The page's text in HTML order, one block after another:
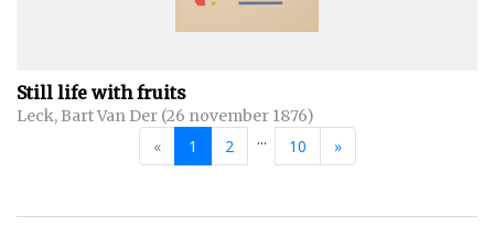
Still life with fruits
Leck, Bart Van Der (26 november 1876)
« 1 2 ... 10 »